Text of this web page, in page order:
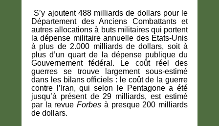
S’y ajoutent 488 milliards de dollars pour le
Département des Anciens Combattants et
autres allocations à buts militaires qui portent
la dépense militaire annuelle des États-Unis
à plus de 2.000 milliards de dollars, soit à
plus d’un quart de la dépense publique du
Gouvernement fédéral. Le coût réel des
guerres se trouve largement sous-estimé
dans les bilans officiels : le coût de la guerre
contre l’Iran, qui selon le Pentagone a été
jusqu’à présent de 29 milliards, est estimé
par la revueForbes à presque 200 milliards
de dollars.